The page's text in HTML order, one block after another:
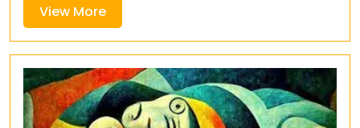
View MoreView
More